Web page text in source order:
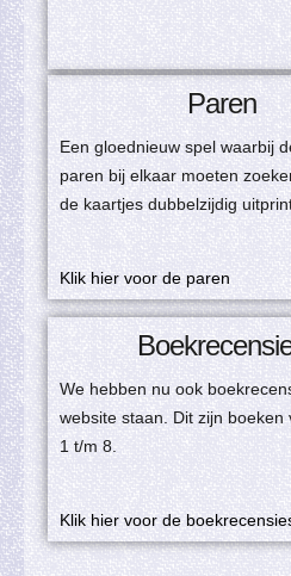
Paren
Een gloednieuw spel waarbij
paren bij elkaar moeten
de kaartjes dubbelzijdig
Klik hier voor de paren
We hebben nu ook
website staan. Dit zijn boeken
1 t/m 8.
Klik hier voor de